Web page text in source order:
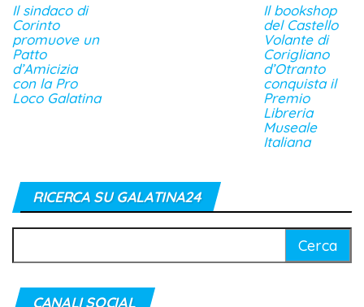
Il sindaco di
Corinto
promuove un
Patto
d’Amicizia
con la Pro
Loco Galatina
Il bookshop
del Castello
Volante di
Corigliano
d’Otranto
conquista il
Premio
Libreria
Museale
Italiana
RICERCA SU GALATINA24
per:
CANALI SOCIAL